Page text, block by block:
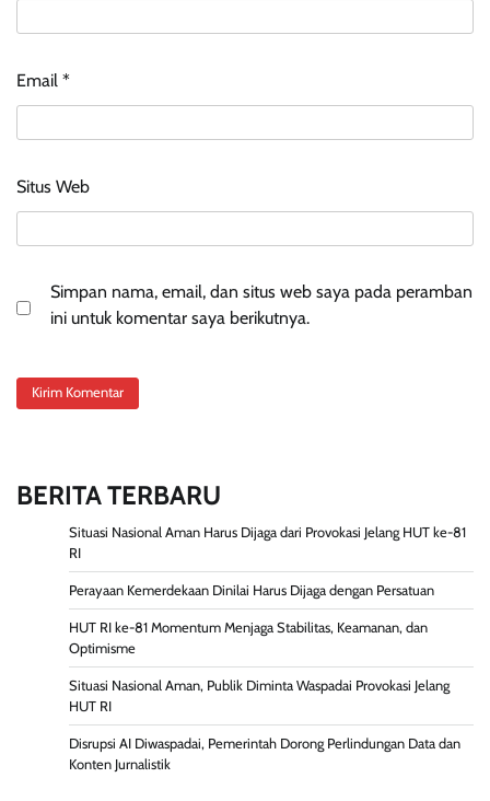
Email *
Situs Web
Simpan nama, email, dan situs web saya pada peramban
ini untuk komentar saya berikutnya.
BERITA TERBARU
Situasi Nasional Aman Harus Dijaga dari Provokasi Jelang HUT ke-81
RI
Perayaan Kemerdekaan Dinilai Harus Dijaga dengan Persatuan
HUT RI ke-81 Momentum Menjaga Stabilitas, Keamanan, dan
Optimisme
Situasi Nasional Aman, Publik Diminta Waspadai Provokasi Jelang
HUT RI
Disrupsi AI Diwaspadai, Pemerintah Dorong Perlindungan Data dan
Konten Jurnalistik